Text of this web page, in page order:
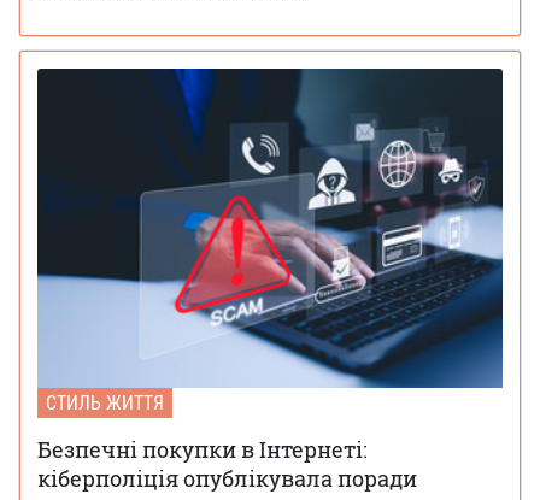
СТИЛЬ ЖИТТЯ
Безпечні покупки в Інтернеті:
кіберполіція опублікувала поради